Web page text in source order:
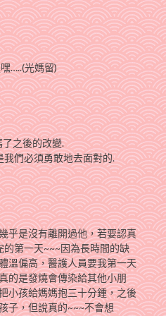
…..(光媽留)
之後的改變.
們必須勇敢地去面對的.
乎是沒有離開過他，若要認真
第一天~~~因為長時間的缺
溫偏高，醫護人員要我第一天
的是發燒會傳染給其他小朋
小孩給媽媽抱三十分鍾，之後
子，但說真的~~~不會想